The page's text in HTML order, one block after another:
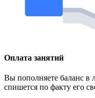
Оплата занятий
Вы пополняете баланс в
спишется по факту его